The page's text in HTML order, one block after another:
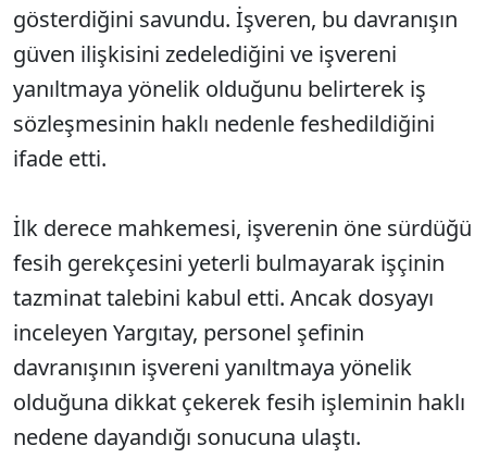
gösterdiğini savundu. İşveren, bu davranışın
güven ilişkisini zedelediğini ve işvereni
yanıltmaya yönelik olduğunu belirterek iş
sözleşmesinin haklı nedenle feshedildiğini
ifade etti.
İlk derece mahkemesi, işverenin öne sürdüğü
fesih gerekçesini yeterli bulmayarak işçinin
tazminat talebini kabul etti. Ancak dosyayı
inceleyen Yargıtay, personel şefinin
davranışının işvereni yanıltmaya yönelik
olduğuna dikkat çekerek fesih işleminin haklı
nedene dayandığı sonucuna ulaştı.